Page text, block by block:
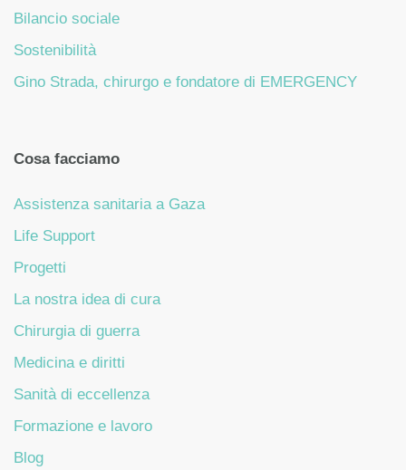
Bilancio sociale
Sostenibilità
Gino Strada, chirurgo e fondatore di EMERGENCY
Cosa facciamo
Assistenza sanitaria a Gaza
Life Support
Progetti
La nostra idea di cura
Chirurgia di guerra
Medicina e diritti
Sanità di eccellenza
Formazione e lavoro
Blog